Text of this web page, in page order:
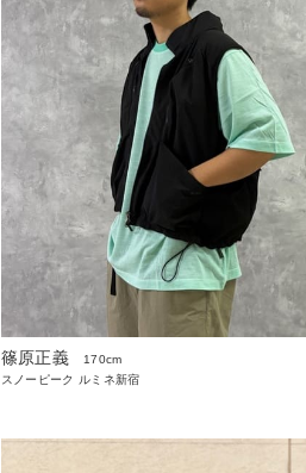
篠原正義
170cm
スノーピーク ルミネ新宿